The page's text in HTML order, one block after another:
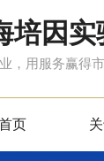
培因实
，用服务赢得
页